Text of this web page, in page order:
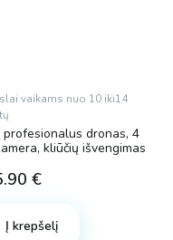
vaikams nuo 10 iki14
profesionalus dronas, 4
kliūčių išvengimas
€
Į krepšelį